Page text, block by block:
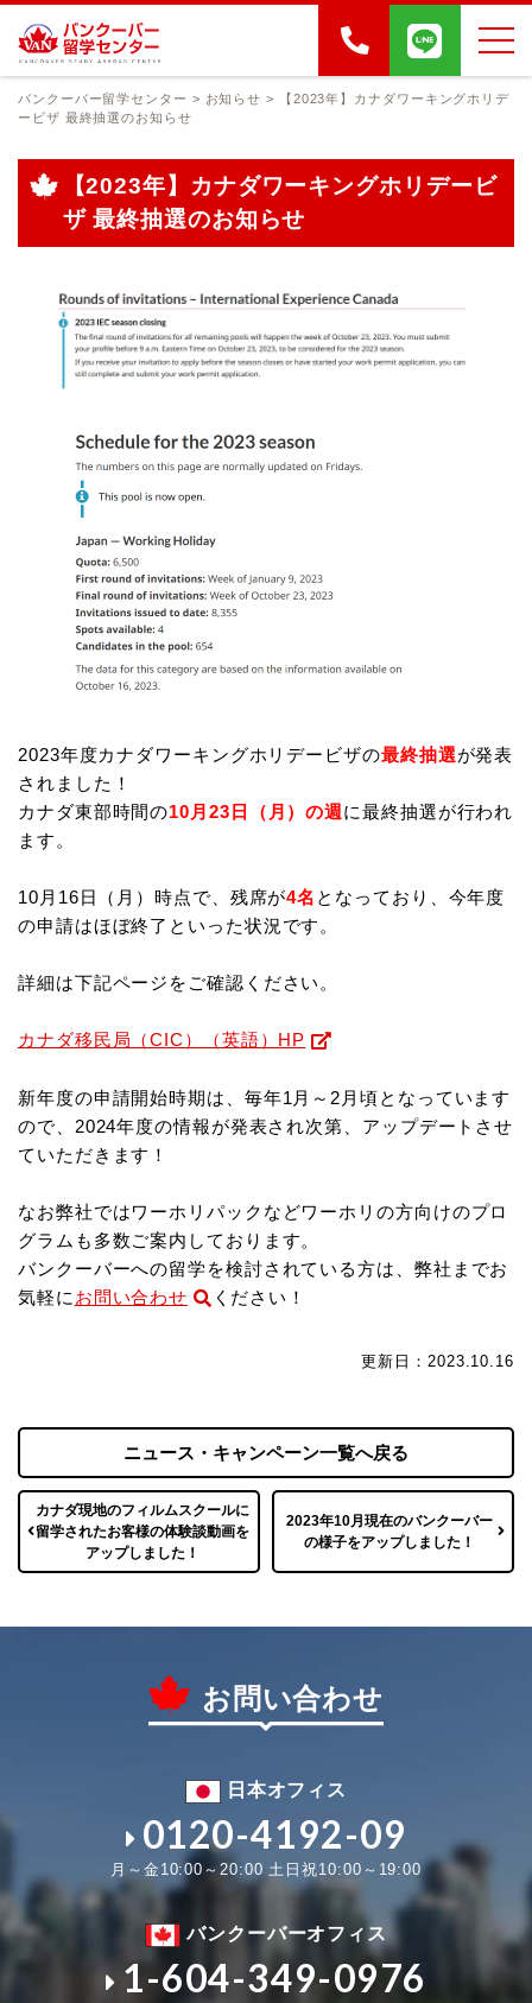
バンクーバー留学センター > お知らせ >
【2023年】カナダワーキングホリデ
ービザ 最終抽選のお知らせ
【2023年】カナダワーキングホリデービ
ザ 最終抽選のお知らせ
2023年度カナダワーキングホリデービザの最終抽選が発表
されました！
カナダ東部時間の10月23日（月）の週 に最終抽選が行われ
ます。
10月16日（月）時点で、残席が4名 となっており、今年度
の申請はほぼ終了といった状況です。
詳細は下記ページをご確認ください。
カナダ移民局（CIC）（英語）HP
新年度の申請開始時期は、毎年1月～2月頃となっています
ので、2024年度の情報が発表され次第、アップデートさせ
ていただきます！
なお弊社ではワーホリパックなどワーホリの方向けのプロ
グラムも多数ご案内しております。
バンクーバーへの留学を検討されている方は、弊社までお
気軽に お問い合わせ ください！
更新日：2023.10.16
カナダ現地のフィルムスクールに
留学されたお客様の体験談動画を
アップしました！
ニュース・キャンペーン一覧へ戻る
2023年10月現在のバンクーバー
の様子をアップしました！
お問い合わせ
日本オフィス
0120-4192-09
月～金10:00～20:00 土日祝10:00～19:00
バンクーバーオフィス
1-604-349-0976